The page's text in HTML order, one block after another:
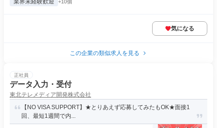
業界未経験歓迎 +10個
気になる
この企業の類似求人を見る
正社員
データ入力・受付
東北テレメディア開発株式会社
【NO VISA SUPPORT】★とりあえず応募してみたもOK★面接1
回、最短1週間で内...